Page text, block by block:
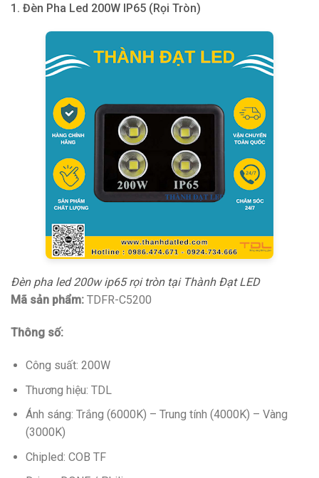
1. Đèn Pha Led 200W IP65 (Rọi Tròn)
Đèn pha led 200w ip65 rọi tròn tại Thành Đạt LED
Mã sản phẩm: TDFR-C5200
Thông số:
Công suất: 200W
Thương hiệu: TDL
Ánh sáng: Trắng (6000K) – Trung tính (4000K) – Vàng
(3000K)
Chipled: COB TF